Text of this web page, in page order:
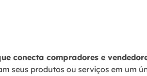
conecta compradores e
seus produtos ou serviços em um